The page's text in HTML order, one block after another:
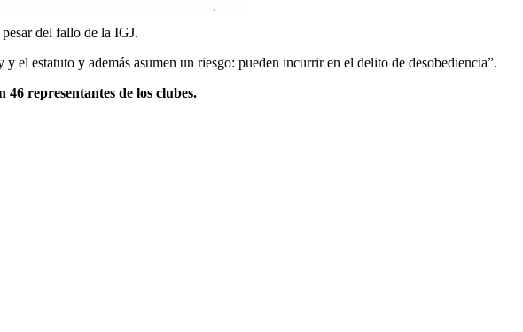
pesar del fallo de la IGJ.
estatuto y además asumen un riesgo: pueden incurrir en el delito de desobediencia”.
46 representantes de los clubes.